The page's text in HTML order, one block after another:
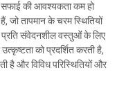
सफाई की आवश्यकता कम हो
जो तापमान के चरम स्थितियों
प्रति संवेदनशील वस्तुओं के लिए
को प्रदर्शित करती है,
है और विविध परिस्थितियों और